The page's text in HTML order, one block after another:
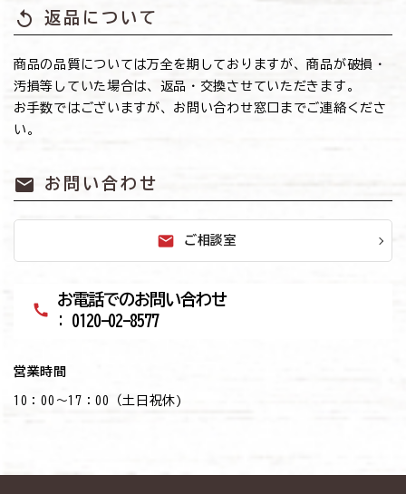
replay 返品について
商品の品質については万全を期しておりますが、商品が破損・
汚損等していた場合は、返品・交換させていただきます。
お手数ではございますが、お問い合わせ窓口までご連絡くださ
い。
mail お問い合わせ
mail ご相談室
call
お電話でのお問い合わせ
: 0120-02-8577
営業時間
10：00～17：00（土日祝休)